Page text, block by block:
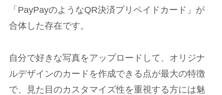
「PayPayのようなQR決済プリペイドカード」が
合体した存在です。
自分で好きな写真をアップロードして、オリジナ
ルデザインのカードを作成できる点が最大の特徴
で、見た目のカスタマイズ性を重視する方には魅